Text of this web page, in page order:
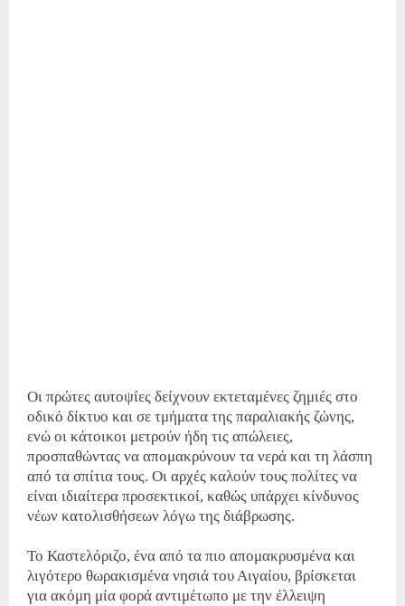
Οι πρώτες αυτοψίες δείχνουν εκτεταμένες ζημιές στο
οδικό δίκτυο και σε τμήματα της παραλιακής ζώνης,
ενώ οι κάτοικοι μετρούν ήδη τις απώλειες,
προσπαθώντας να απομακρύνουν τα νερά και τη λάσπη
από τα σπίτια τους. Οι αρχές καλούν τους πολίτες να
είναι ιδιαίτερα προσεκτικοί, καθώς υπάρχει κίνδυνος
νέων κατολισθήσεων λόγω της διάβρωσης.
Το Καστελόριζο, ένα από τα πιο απομακρυσμένα και
λιγότερο θωρακισμένα νησιά του Αιγαίου, βρίσκεται
για ακόμη μία φορά αντιμέτωπο με την έλλειψη